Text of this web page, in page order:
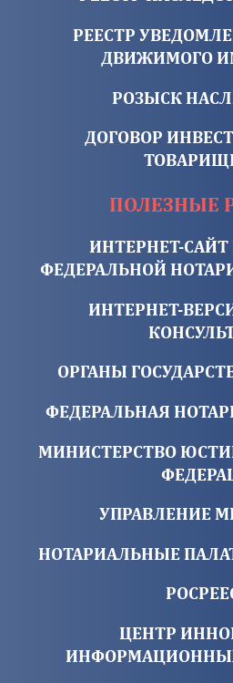
РЕЕСТР
ДВИЖИМОГО
РОЗЫСК
ДОГОВОР
ПОЛЕЗНЫЕ
ИНТЕРНЕТ-
ФЕДЕРАЛЬНОЙ
ИНТЕРНЕТ-
ОРГАНЫ
ФЕДЕРАЛЬНАЯ
МИНИСТЕРСТВО
УПРАВЛЕНИЕ
НОТАРИАЛЬНЫЕ
ЦЕНТР